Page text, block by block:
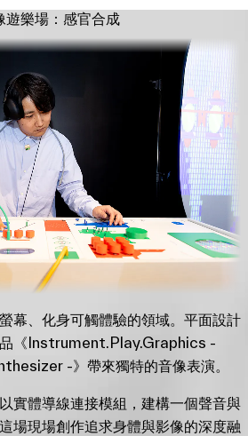
繁
展覽地圖
遊樂場：感官合成
幕、化身可觸體驗的領域。平面設計
品《Instrument.Play.Graphics -
-》帶來獨特的音像表演。
實體導線連接模組，建構一個聲音與
場現場創作追求身體與影像的深度融